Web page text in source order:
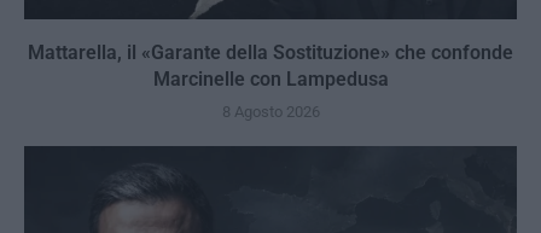
Mattarella, il «Garante della Sostituzione» che confonde
Marcinelle con Lampedusa
8 Agosto 2026